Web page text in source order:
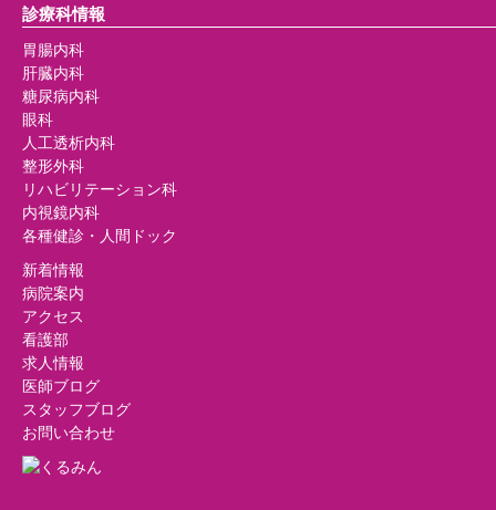
診療科情報
胃腸内科
肝臓内科
糖尿病内科
眼科
人工透析内科
整形外科
リハビリテーション科
内視鏡内科
各種健診・人間ドック
新着情報
病院案内
アクセス
看護部
求人情報
医師ブログ
スタッフブログ
お問い合わせ